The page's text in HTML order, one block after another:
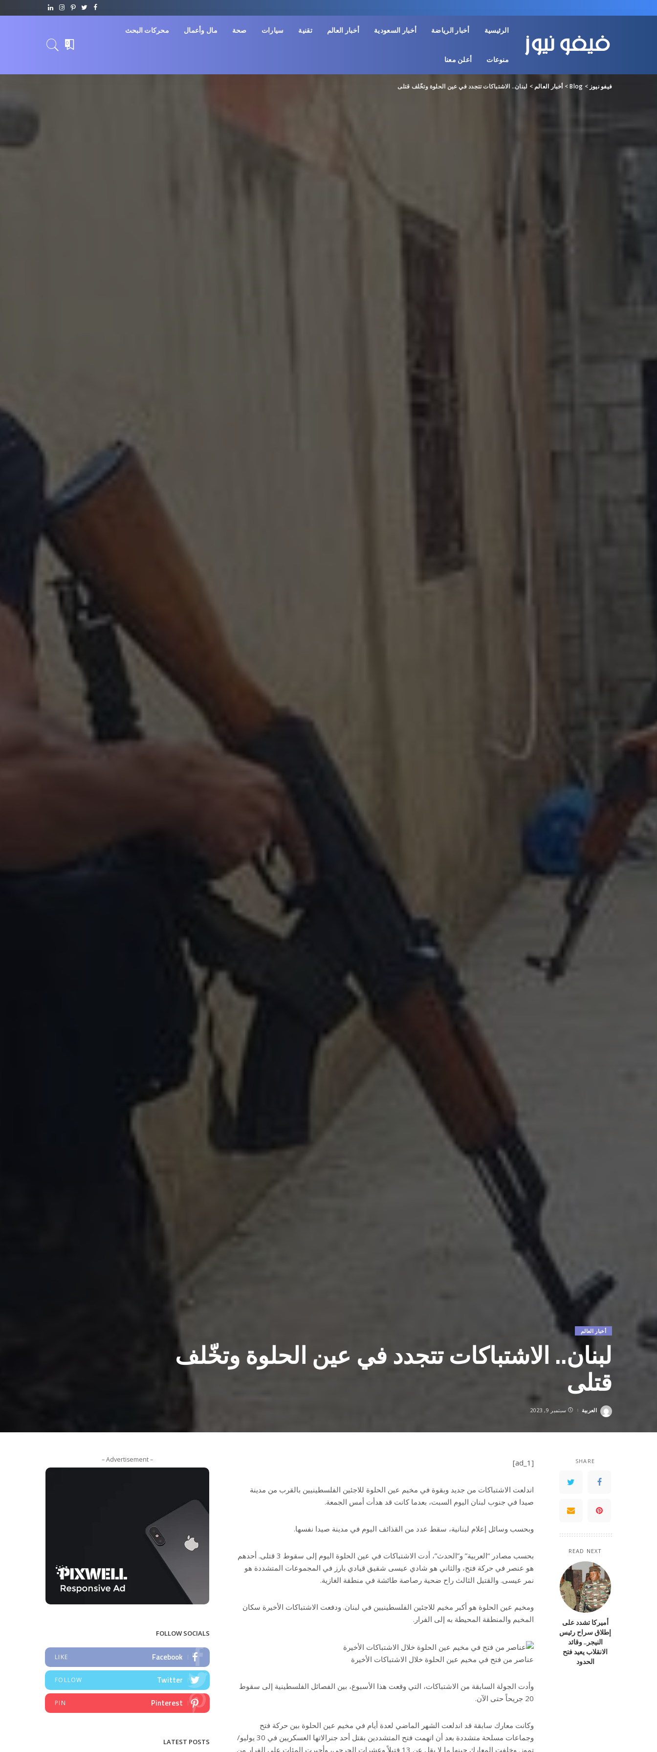
الرئيسية أخبار الرياضة أخبار السعودية أخبار العالم تقنية سيارات صحة مال وأعمال محركات البحث
منوعات أعلن معنا
0
فيفو نيوز >
Blog
> أخبار العالم > لبنان.. الاشتباكات تتجدد في عين الحلوة وتخّلف قتلى
أخبار العالم
لبنان.. الاشتباكات تتجدد في عين الحلوة وتخّلف
قتلى
Posted
العربية سبتمبر 9, 2023
SHARE
READ NEXT
أميركا تشدد على
إطلاق سراح رئيس
النيجر.. وقائد
الانقلاب يعيد فتح
الحدود
[ad_1]
اندلعت الاشتباكات من جديد وبقوة في مخيم عين الحلوة للاجئين الفلسطينيين بالقرب من مدينة
صيدا في جنوب لبنان اليوم السبت، بعدما كانت قد هدأت أمس الجمعة.
وبحسب وسائل إعلام لبنانية، سقط عدد من القذائف اليوم في مدينة صيدا نفسها.
بحسب مصادر “العربية” و”الحدث”، أدت الاشتباكات في عين الحلوة اليوم إلى سقوط 3 قتلى. أحدهم
هو عنصر في حركة فتح، والثاني هو شادي عيسى شقيق قيادي بارز في المجموعات المتشددة هو
نمر عيسى. والقتيل الثالث راح ضحية رصاصة طائشة في منطقة الغازية.
ومخيم عين الحلوة هو أكبر مخيم للاجئين الفلسطينيين في لبنان. ودفعت الاشتباكات الأخيرة سكان
المخيم والمنطقة المحيطة به إلى الفرار.
عناصر من فتح في مخيم عين الحلوة خلال الاشتباكات الأخيرة
وأدت الجولة السابقة من الاشتباكات، التي وقعت هذا الأسبوع، بين الفصائل الفلسطينية إلى سقوط
20 جريحاً حتى الآن.
وكانت معارك سابقة قد اندلعت الشهر الماضي لعدة أيام في مخيم عين الحلوة بين حركة فتح
وجماعات مسلحة متشددة بعد أن اتهمت فتح المتشددين بقتل أحد جنرالاتها العسكريين في 30 يوليو/
تموز. وخلفت المعارك حينها ما لا يقل عن 13 قتيلاً وعشرات الجرحى، وأجبرت المئات على الفرار من
– Advertisement –
FOLLOW SOCIALS
Facebook
LIKE
Twitter
FOLLOW
Pinterest
PIN
LATEST POSTS